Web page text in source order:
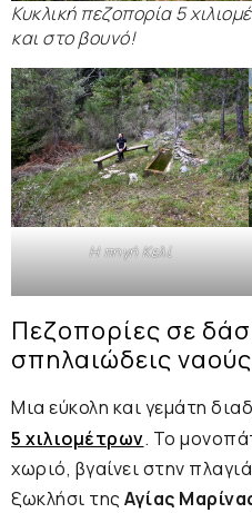
Κυκλική πεζοπορία 5
και στο βουνό!
Η πηγή Κελί
Πεζοπορίες σε
σπηλαιώδεις ναούς
Μια εύκολη και γεμάτη
5 χιλιομέτρων. Το
χωριό, βγαίνει στην
ξωκλήσι της Αγίας